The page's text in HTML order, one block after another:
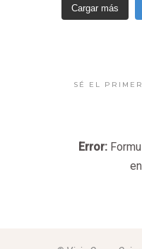
Cargar más
SÉ EL
Error: